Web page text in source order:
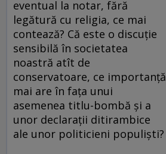
eventual la notar, fără
legătură cu religia, ce mai
contează? Că este o discuţie
sensibilă în societatea
noastră atît de
conservatoare, ce importanţă
mai are în faţa unui
asemenea titlu-bombă şi a
unor declaraţii ditirambice
ale unor politicieni populişti?